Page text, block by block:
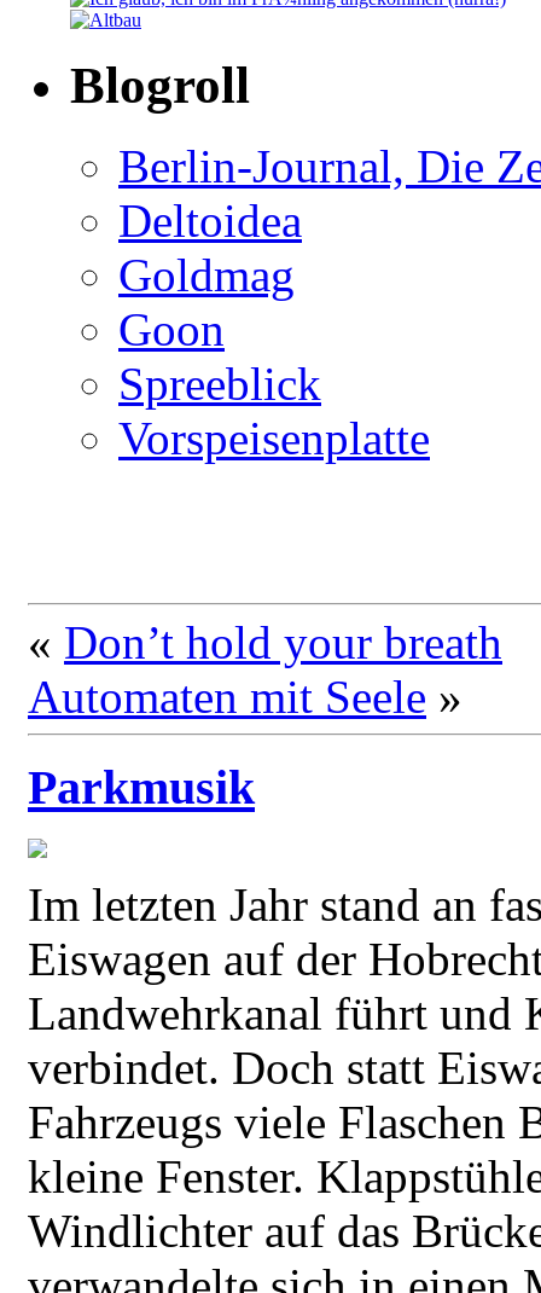
Blogroll
Berlin-Journal, Die
Deltoidea
Goldmag
Goon
Spreeblick
Vorspeisenplatte
« Don’t hold your breath
Automaten mit Seele »
Parkmusik
Im letzten Jahr stand an
Eiswagen auf der
Landwehrkanal führt und
verbindet. Doch statt
Fahrzeugs viele Flaschen
kleine Fenster.
Windlichter auf das